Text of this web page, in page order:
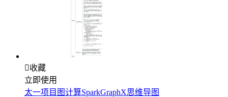
收藏
立即使用
太一项目图计算SparkGraphX思维导图